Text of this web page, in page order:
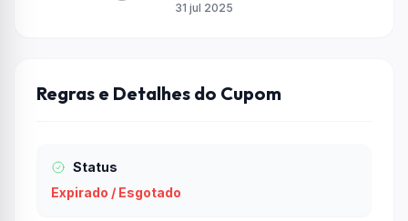
31 jul 2025
Regras e Detalhes do Cupom
Status
Expirado / Esgotado